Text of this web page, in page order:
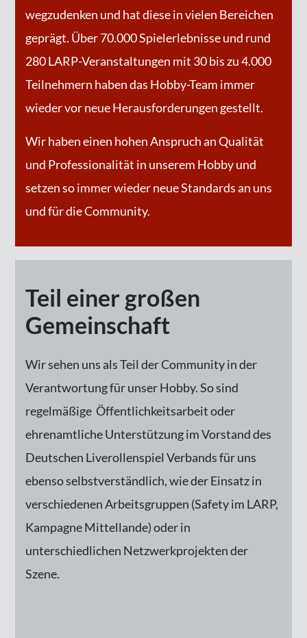
wegzudenken und hat diese in vielen Bereichen
geprägt. Über 70.000 Spielerlebnisse und rund
280 LARP-Veranstaltungen mit 30 bis zu 4.000
Teilnehmern haben das Hobby-Team immer
wieder vor neue Herausforderungen gestellt.
Wir haben einen hohen Anspruch an Qualität
und Professionalität in unserem Hobby und
setzen so immer wieder neue Standards an uns
und für die Community.
Teil einer großen
Gemeinschaft
Wir sehen uns als Teil der Community in der
Verantwortung für unser Hobby. So sind
regelmäßige Öffentlichkeitsarbeit oder
ehrenamtliche Unterstützung im Vorstand des
Deutschen Liverollenspiel Verbands für uns
ebenso selbstverständlich, wie der Einsatz in
verschiedenen Arbeitsgruppen (Safety im LARP,
Kampagne Mittellande) oder in
unterschiedlichen Netzwerkprojekten der
Szene.